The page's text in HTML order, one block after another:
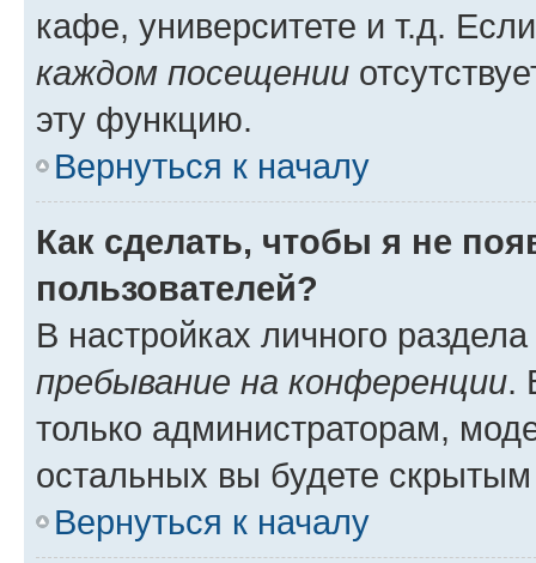
кафе, университете и т.д.
каждом посещении
эту функцию.
Вернуться к началу
Как сделать, чтобы я не
пользователей?
В настройках личного
пребывание на конференции.
только администраторам,
остальных вы будете
Вернуться к началу